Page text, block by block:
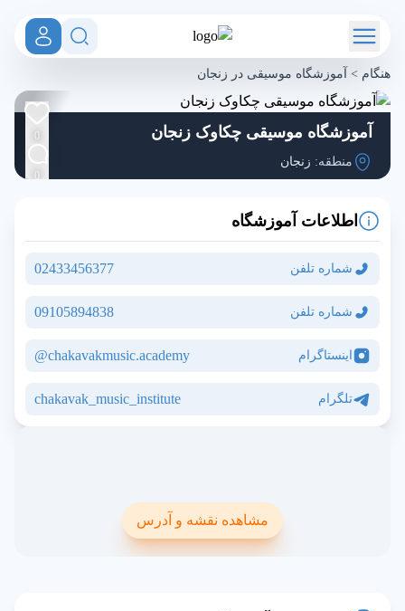
هنگام > آموزشگاه موسیقی در زنجان
آموزشگاه موسیقی چکاوک زنجان
منطقه: زنجان
0
0
اطلاعات آموزشگاه
شماره تلفن 02433456377
شماره تلفن 09105894838
اینستاگرام chakavakmusic.academy@
تلگرام chakavak_music_institute
مشاهده نقشه و آدرس